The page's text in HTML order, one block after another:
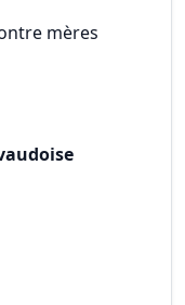
mères